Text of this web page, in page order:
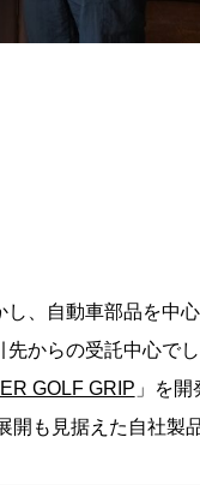
、自動車部品を中
からの受託中心で
GOLF GRIP 」を
も見据えた自社製